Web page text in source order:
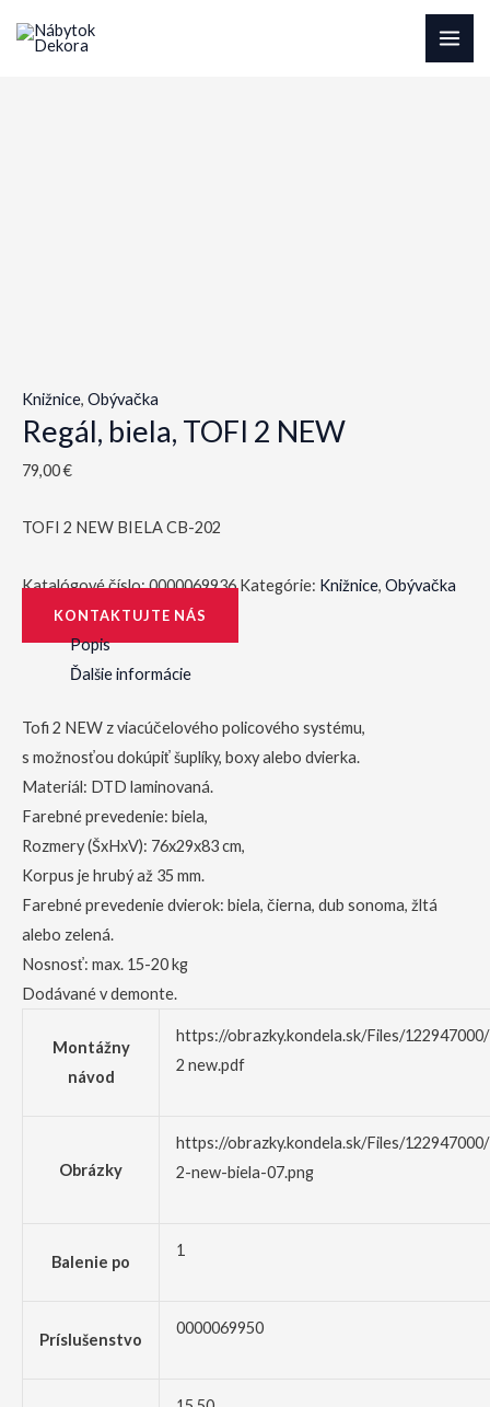
Knižnice, Obývačka
Regál, biela, TOFI 2 NEW
79,00€
TOFI 2 NEW BIELA CB-202
Katalógové číslo:0000069936 Kategórie: Knižnice, Obývačka
KONTAKTUJTE NÁS
Popis
Ďalšie informácie
Tofi 2 NEW z viacúčelového policového systému,
s možnosťou dokúpiť šuplíky, boxy alebo dvierka.
Materiál: DTD laminovaná.
Farebné prevedenie: biela,
Rozmery (ŠxHxV): 76x29x83 cm,
Korpus je hrubý až 35 mm.
Farebné prevedenie dvierok: biela, čierna, dub sonoma, žltá
alebo zelená.
Nosnosť: max. 15-20 kg
Dodávané v demonte.
Montážny
návod
https://obrazky.kondela.sk/Files/
2 new.pdf
Obrázky
https://obrazky.kondela.sk/Files/
2-new-biela-07.png
Balenie po
1
Príslušenstvo
0000069950